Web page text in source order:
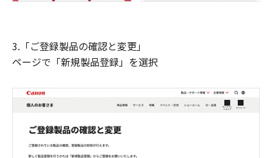
3.「ご登録製品の確認と変更」
ページで「新規製品登録」を選択